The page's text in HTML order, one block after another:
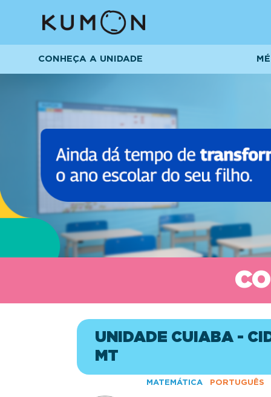
CONHEÇA A UNIDADE
UNIDADE CUIABA -
MT
MATEMÁTICA PORTUGUÊS